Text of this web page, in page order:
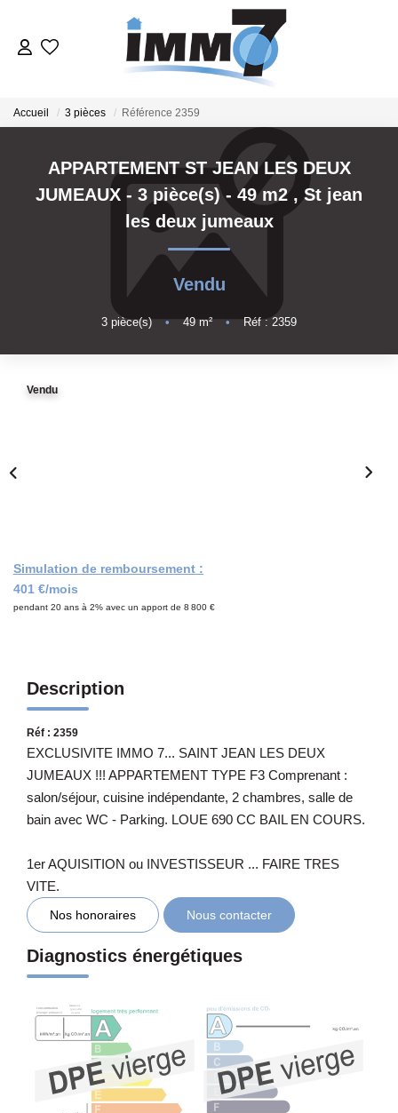
GERER
VENDRE
NOTRE AGENCE
Accueil 3 pièces Référence 2359
APPARTEMENT ST JEAN LES DEUX
JUMEAUX - 3 pièce(s) - 49 m2, St jean
les deux jumeaux
Vendu
3 pièce(s) • 49m² • Réf : 2359
Vendu
Simulation de remboursement :
401 €/mois
pendant 20 ans à 2% avec un apport de 8 800 €
Description
Réf : 2359
EXCLUSIVITE IMMO 7... SAINT JEAN LES DEUX
JUMEAUX !!! APPARTEMENT TYPE F3 Comprenant :
salon/séjour, cuisine indépendante, 2 chambres, salle de
bain avec WC - Parking. LOUE 690 CC BAIL EN COURS.
1er AQUISITION ou INVESTISSEUR ... FAIRE TRES
VITE.
Nos honoraires Nous contacter
Diagnostics énergétiques